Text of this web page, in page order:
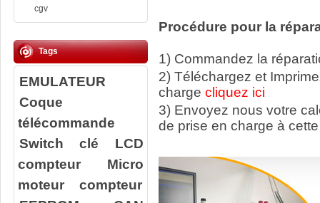
cgv
Tags
EMULATEUR
Coque
télécommande
Switch clé
LCD
compteur
Micro
moteur compteur
Procédure pour la
1) Commandez la
2) Téléchargez et
charge cliquez ici
3) Envoyez nous votre
de prise en charge à